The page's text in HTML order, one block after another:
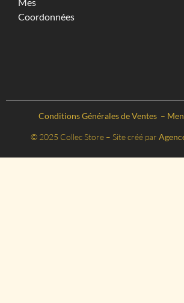
Coordonnées
Conditions Générales de Ventes –
© 2025 Collec Store – Site créé par